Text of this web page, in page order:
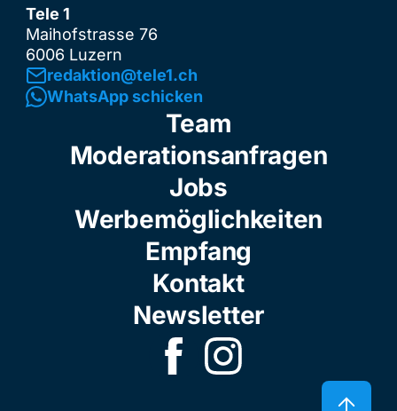
Tele 1
Maihofstrasse 76
6006 Luzern
redaktion@tele1.ch
WhatsApp schicken
Team
Moderationsanfragen
Jobs
Werbemöglichkeiten
Empfang
Kontakt
Newsletter